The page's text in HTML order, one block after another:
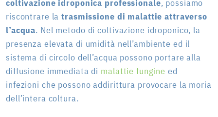
coltivazione idroponica professionale, possiamo
riscontrare latrasmissione di malattie attraverso
l’acqua. Nel metodo di coltivazione idroponico, la
presenza elevata di umidità nell’ambiente ed il
sistema di circolo dell’acqua possono portare alla
diffusione immediata di malattie fungine ed
infezioni che possono addirittura provocare la moria
dell’intera coltura.